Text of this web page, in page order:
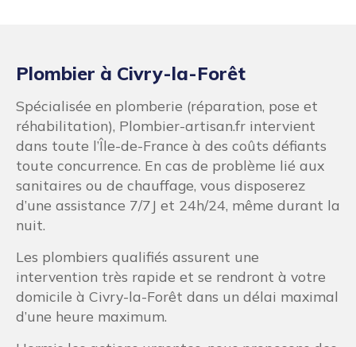
Plombier à Civry-la-Forêt
Spécialisée en plomberie (réparation, pose et
réhabilitation), Plombier-artisan.fr intervient
dans toute l’Île-de-France à des coûts défiants
toute concurrence. En cas de problème lié aux
sanitaires ou de chauffage, vous disposerez
d’une assistance 7/7J et 24h/24, même durant la
nuit.
Les plombiers qualifiés assurent une
intervention très rapide et se rendront à votre
domicile à Civry-la-Forêt dans un délai maximal
d’une heure maximum.